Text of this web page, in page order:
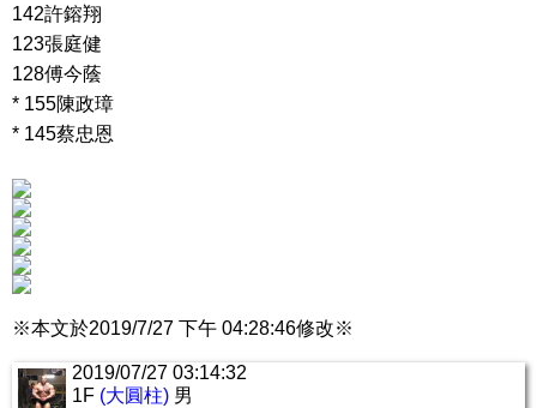
142許鎔翔
123張庭健
128傅今蔭
* 155陳政璋
* 145蔡忠恩
※本文於2019/7/27 下午 04:28:46修改※
2019/07/27 03:14:32
1F (大圓柱) 男